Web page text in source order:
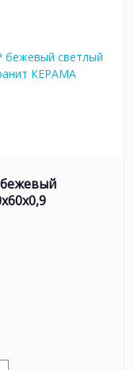
бежевый